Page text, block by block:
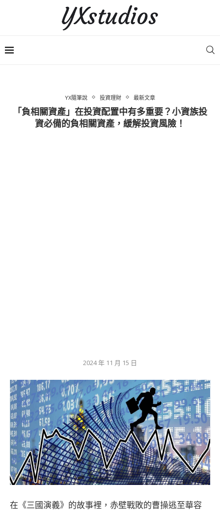
YX隨筆說 投資理財 最新文章
「負相關資產」在投資配置中有多重要？小資族投
資必備的負相關資產，緩解投資風險！
2024 年 11 月 15 日
在《三國演義》的故事裡，赤壁戰敗的曹操逃至華容